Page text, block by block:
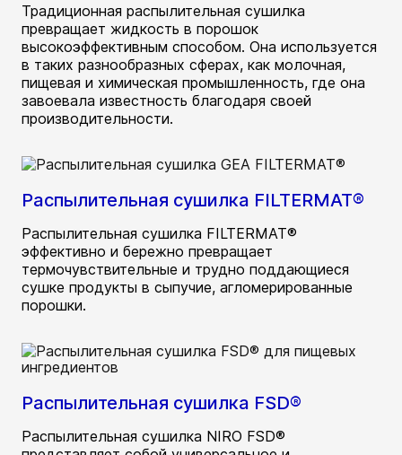
Традиционная распылительная сушилка
превращает жидкость в порошок
высокоэффективным способом. Она используется
в таких разнообразных сферах, как молочная,
пищевая и химическая промышленность, где она
завоевала известность благодаря своей
производительности.
Распылительная сушилка FILTERMAT®
Распылительная сушилка FILTERMAT®
эффективно и бережно превращает
термочувствительные и трудно поддающиеся
сушке продукты в сыпучие, агломерированные
порошки.
Распылительная сушилка FSD®
Распылительная сушилка NIRO FSD®